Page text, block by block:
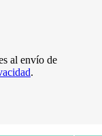
al envío de
.